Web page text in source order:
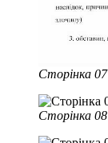
Сторінка 07
Сторінка 08